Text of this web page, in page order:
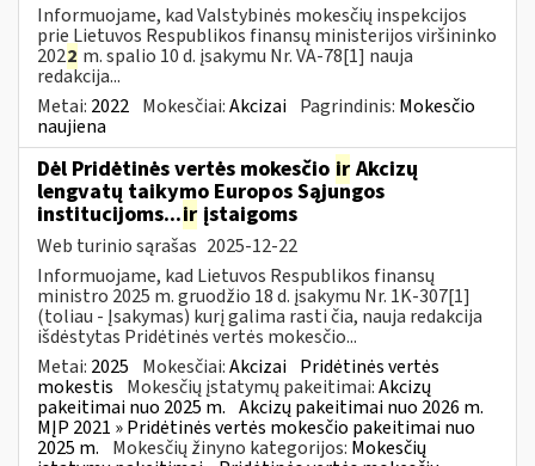
Informuojame, kad Valstybinės mokesčių inspekcijos
prie Lietuvos Respublikos finansų ministerijos viršininko
2022 m. spalio 10 d. įsakymu Nr. VA-78[1] nauja
redakcija...
Metai: 2022 Mokesčiai:Akcizai Pagrindinis: Mokesčio
naujiena
Dėl Pridėtinės vertės mokesčio ir Akcizų
lengvatų taikymo Europos Sąjungos
institucijoms...ir įstaigoms
Web turinio sąrašas 2025-12-22
Informuojame, kad Lietuvos Respublikos finansų
ministro 2025 m. gruodžio 18 d. įsakymu Nr. 1K-307[1]
(toliau - Įsakymas) kurį galima rasti čia, nauja redakcija
išdėstytas Pridėtinės vertės mokesčio...
Metai: 2025 Mokesčiai:Akcizai Pridėtinės vertės
mokestis Mokesčių įstatymų pakeitimai:Akcizų
pakeitimai nuo 2025 m. Akcizų pakeitimai nuo 2026 m.
MĮP 2021 » Pridėtinės vertės mokesčio pakeitimai nuo
2025 m. Mokesčių žinyno kategorijos: Mokesčių